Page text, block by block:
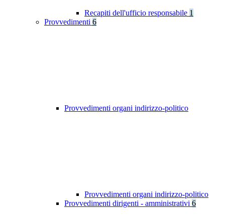
Recapiti dell'ufficio responsabile 1
Provvedimenti 6
Provvedimenti organi indirizzo-politico
Provvedimenti organi indirizzo-politico
Provvedimenti dirigenti - amministrativi 6